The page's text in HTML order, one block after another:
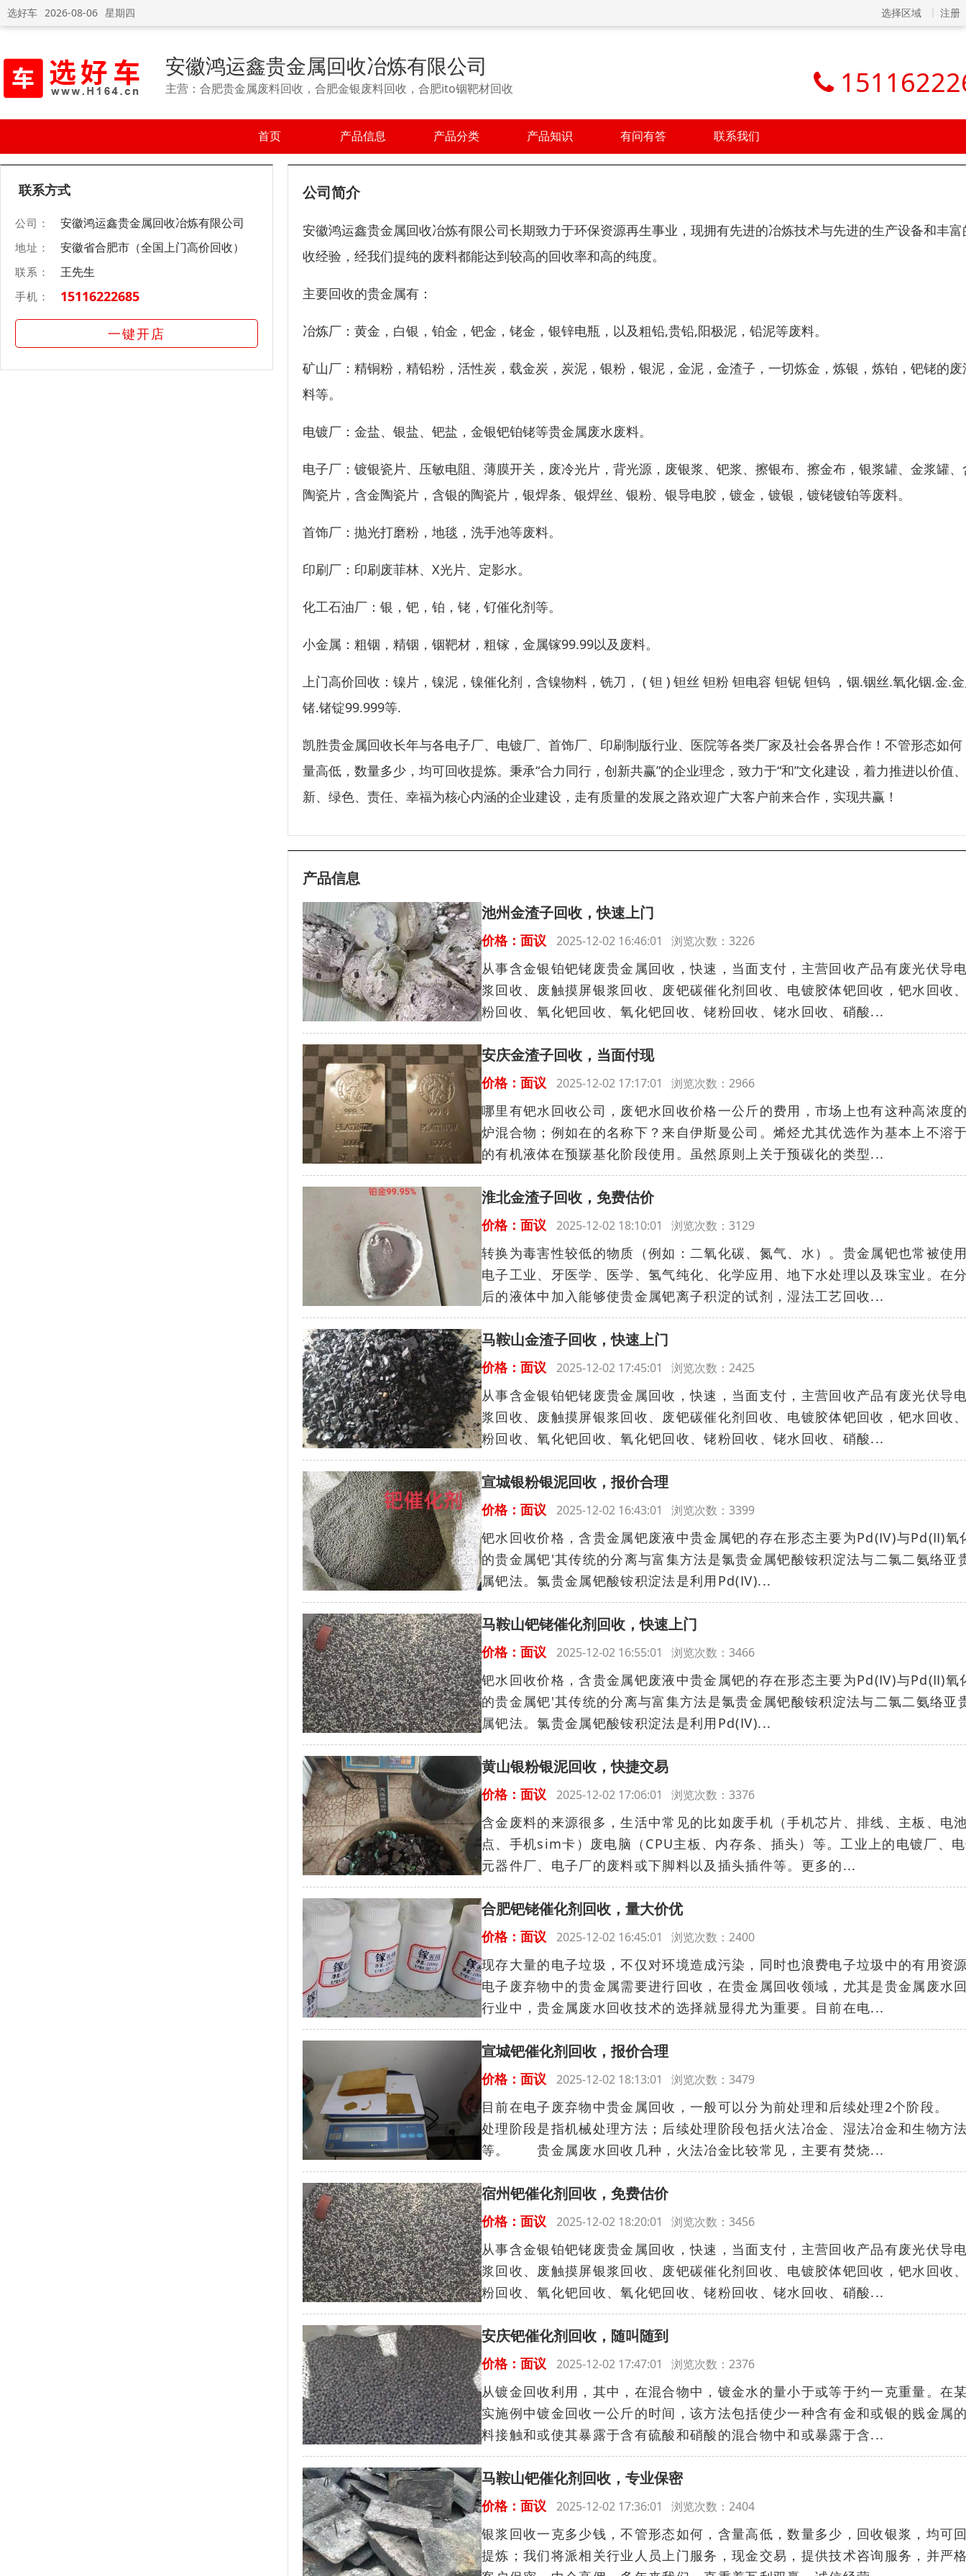
选好车 2026-08-06 星期四 选择区域 注册
安徽鸿运鑫贵金属回收冶炼有限公司
主营：合肥贵金属废料回收，合肥金银废料回收，合肥ito铟靶材回收
首页 产品信息 产品分类 产品知识 有问有答 联系我们
联系方式
公司： 安徽鸿运鑫贵金属回收冶炼有限公司
地址： 安徽省合肥市（全国上门高价回收）
联系： 王先生
手机： 15116222685
一键开店
公司简介
安徽鸿运鑫贵金属回收冶炼有限公司长期致力于环保资源再生事业，现拥有先进的冶炼技术与先进的生产设备和丰富
收经验，经我们提纯的废料都能达到较高的回收率和高的纯度。
主要回收的贵金属有：
冶炼厂：黄金，白银，铂金，钯金，铑金，银锌电瓶，以及粗铅,贵铅,阳极泥，铅泥等废料。
矿山厂：精铜粉，精铅粉，活性炭，载金炭，炭泥，银粉，银泥，金泥，金渣子，一切炼金，炼银，炼铂，钯铑的废
料等。
电镀厂：金盐、银盐、钯盐，金银钯铂铑等贵金属废水废料。
电子厂：镀银瓷片、压敏电阻、薄膜开关，废冷光片，背光源，废银浆、钯浆、擦银布、擦金布，银浆罐、金浆罐、
陶瓷片，含金陶瓷片，含银的陶瓷片，银焊条、银焊丝、银粉、银导电胶，镀金，镀银，镀铑镀铂等废料。
首饰厂：抛光打磨粉，地毯，洗手池等废料。
印刷厂：印刷废菲林、X光片、定影水。
化工石油厂：银，钯，铂，铑，钌催化剂等。
小金属：粗铟，精铟，铟靶材，粗镓，金属镓99.99以及废料。
上门高价回收：镍片，镍泥，镍催化剂，含镍物料，铣刀， ( 钽 ) 钽丝 钽粉 钽电容 钽铌 钽钨 ，铟.铟丝.氧化铟.金.
锗.锗锭99.999等.
凯胜贵金属回收长年与各电子厂、电镀厂、首饰厂、印刷制版行业、医院等各类厂家及社会各界合作！不管形态如何
量高低，数量多少，均可回收提炼。秉承“合力同行，创新共赢”的企业理念，致力于“和”文化建设，着力推进以价值
新、绿色、责任、幸福为核心内涵的企业建设，走有质量的发展之路欢迎广大客户前来合作，实现共赢！
产品信息
池州金渣子回收，快速上门
价格：面议 2025-12-02 16:46:01 浏览次数：3226
从事含金银铂钯铑废贵金属回收，快速，当面支付，主营回收产品有废光伏导
浆回收、废触摸屏银浆回收、废钯碳催化剂回收、电镀胶体钯回收，钯水回收
粉回收、氧化钯回收、氧化钯回收、铑粉回收、铑水回收、硝酸...
安庆金渣子回收，当面付现
价格：面议 2025-12-02 17:17:01 浏览次数：2966
哪里有钯水回收公司，废钯水回收价格一公斤的费用，市场上也有这种高浓度
炉混合物；例如在的名称下？来自伊斯曼公司。烯烃尤其优选作为基本上不溶
的有机液体在预羰基化阶段使用。虽然原则上关于预碳化的类型...
淮北金渣子回收，免费估价
价格：面议 2025-12-02 18:10:01 浏览次数：3129
转换为毒害性较低的物质（例如：二氧化碳、氮气、水）。贵金属钯也常被使
电子工业、牙医学、医学、氢气纯化、化学应用、地下水处理以及珠宝业。在
后的液体中加入能够使贵金属钯离子积淀的试剂，湿法工艺回收...
马鞍山金渣子回收，快速上门
价格：面议 2025-12-02 17:45:01 浏览次数：2425
从事含金银铂钯铑废贵金属回收，快速，当面支付，主营回收产品有废光伏导
浆回收、废触摸屏银浆回收、废钯碳催化剂回收、电镀胶体钯回收，钯水回收
粉回收、氧化钯回收、氧化钯回收、铑粉回收、铑水回收、硝酸...
宣城银粉银泥回收，报价合理
价格：面议 2025-12-02 16:43:01 浏览次数：3399
钯水回收价格，含贵金属钯废液中贵金属钯的存在形态主要为Pd(Ⅳ)与Pd(Ⅱ)氧
的贵金属钯'其传统的分离与富集方法是氯贵金属钯酸铵积淀法与二氯二氨络亚
属钯法。氯贵金属钯酸铵积淀法是利用Pd(Ⅳ)...
马鞍山钯铑催化剂回收，快速上门
价格：面议 2025-12-02 16:55:01 浏览次数：3466
钯水回收价格，含贵金属钯废液中贵金属钯的存在形态主要为Pd(Ⅳ)与Pd(Ⅱ)氧
的贵金属钯'其传统的分离与富集方法是氯贵金属钯酸铵积淀法与二氯二氨络亚
属钯法。氯贵金属钯酸铵积淀法是利用Pd(Ⅳ)...
黄山银粉银泥回收，快捷交易
价格：面议 2025-12-02 17:06:01 浏览次数：3376
含金废料的来源很多，生活中常见的比如废手机（手机芯片、排线、主板、电
点、手机sim卡）废电脑（CPU主板、内存条、插头）等。工业上的电镀厂、
元器件厂、电子厂的废料或下脚料以及插头插件等。更多的...
合肥钯铑催化剂回收，量大价优
价格：面议 2025-12-02 16:45:01 浏览次数：2400
现存大量的电子垃圾，不仅对环境造成污染，同时也浪费电子垃圾中的有用资
电子废弃物中的贵金属需要进行回收，在贵金属回收领域，尤其是贵金属废水
行业中，贵金属废水回收技术的选择就显得尤为重要。目前在电...
宣城钯催化剂回收，报价合理
价格：面议 2025-12-02 18:13:01 浏览次数：3479
目前在电子废弃物中贵金属回收，一般可以分为前处理和后续处理2个阶段
处理阶段是指机械处理方法；后续处理阶段包括火法冶金、湿法冶金和生物方
等。 贵金属废水回收几种，火法冶金比较常见，主要有焚烧...
宿州钯催化剂回收，免费估价
价格：面议 2025-12-02 18:20:01 浏览次数：3456
从事含金银铂钯铑废贵金属回收，快速，当面支付，主营回收产品有废光伏导
浆回收、废触摸屏银浆回收、废钯碳催化剂回收、电镀胶体钯回收，钯水回收
粉回收、氧化钯回收、氧化钯回收、铑粉回收、铑水回收、硝酸...
安庆钯催化剂回收，随叫随到
价格：面议 2025-12-02 17:47:01 浏览次数：2376
从镀金回收利用，其中，在混合物中，镀金水的量小于或等于约一克重量。在
实施例中镀金回收一公斤的时间，该方法包括使少一种含有金和或银的贱金属
料接触和或使其暴露于含有硫酸和硝酸的混合物中和或暴露于含...
马鞍山钯催化剂回收，专业保密
价格：面议 2025-12-02 17:36:01 浏览次数：2404
银浆回收一克多少钱，不管形态如何，含量高低，数量多少，回收银浆，均可
提炼；我们将派相关行业人员上门服务，现金交易，提供技术咨询服务，并严